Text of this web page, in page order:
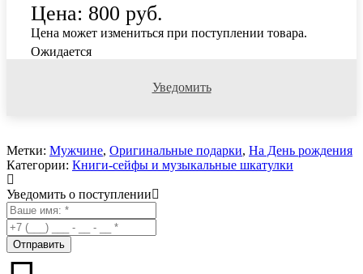
Цена: 800 руб.
Цена может измениться при поступлении товара.
Ожидается
Уведомить
Метки: Мужчине, Оригинальные подарки, На День рождения
Категории: Книги-сейфы и музыкальные шкатулки
Уведомить о поступлении